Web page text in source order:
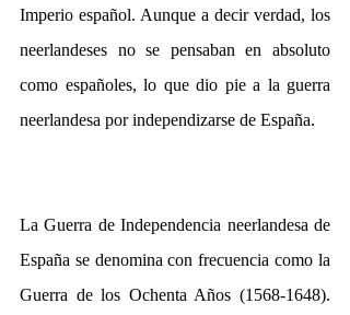
Imperio español. Aunque a decir verdad, los
neerlandeses no se pensaban en absoluto
como españoles, lo que dio pie a la guerra
neerlandesa por independizarse de España.
La Guerra de Independencia neerlandesa de
España se denomina con frecuencia como la
Guerra de los Ochenta Años (1568-1648).